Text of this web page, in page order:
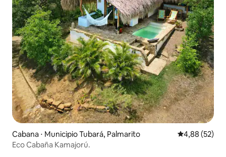
Cabana ⋅ Municipio Tubará, Palmarito 4,88 de uma
4,88 (52)
Eco Cabaña Kamajorú.